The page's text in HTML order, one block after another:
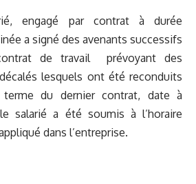
engagé par contrat à durée
a signé des avenants successifs
de travail prévoyant des
lesquels ont été reconduits
terme du dernier contrat, date à
salarié a été soumis à l’horaire
dans l’entreprise.